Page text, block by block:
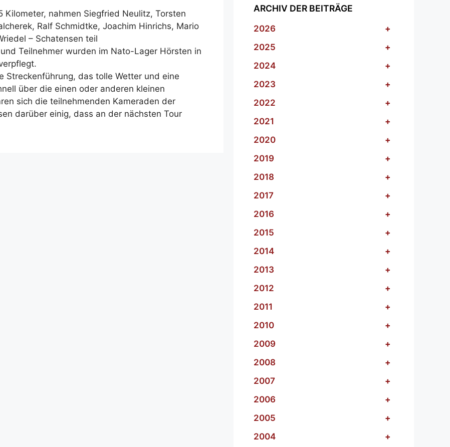
nahmen Siegfried Neulitz, Torsten
Ralf Schmidtke, Joachim Hinrichs, Mario
– Schatensen teil
Teilnehmer wurden im Nato-Lager Hörsten in
Streckenführung, das tolle Wetter und eine
über die einen oder anderen kleinen
sich die teilnehmenden Kameraden der
darüber einig, dass an der nächsten Tour
ARCHIV DER BEITRÄGE
2026
+
2025
+
2024
+
2023
+
2022
+
2021
+
2020
+
2019
+
2018
+
2017
+
2016
+
2015
+
2014
+
2013
+
2012
+
2011
+
2010
+
2009
+
2008
+
2007
+
2006
+
2005
+
2004
+